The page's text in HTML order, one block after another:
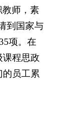
师，素
到国家与
项。在
课程思政
的员工累